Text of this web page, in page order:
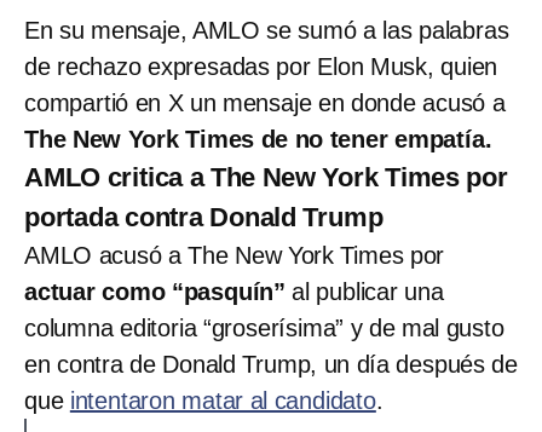
En su mensaje, AMLO se sumó a las palabras
de rechazo expresadas por Elon Musk, quien
compartió en X un mensaje en donde acusó a
The New York Times de no tener empatía.
AMLO critica a The New York Times por
portada contra Donald Trump
AMLO acusó a The New York Times por
actuar como “pasquín”al publicar una
columna editoria “groserísima” y de mal gusto
en contra de Donald Trump, un día después de
que intentaron matar al candidato.